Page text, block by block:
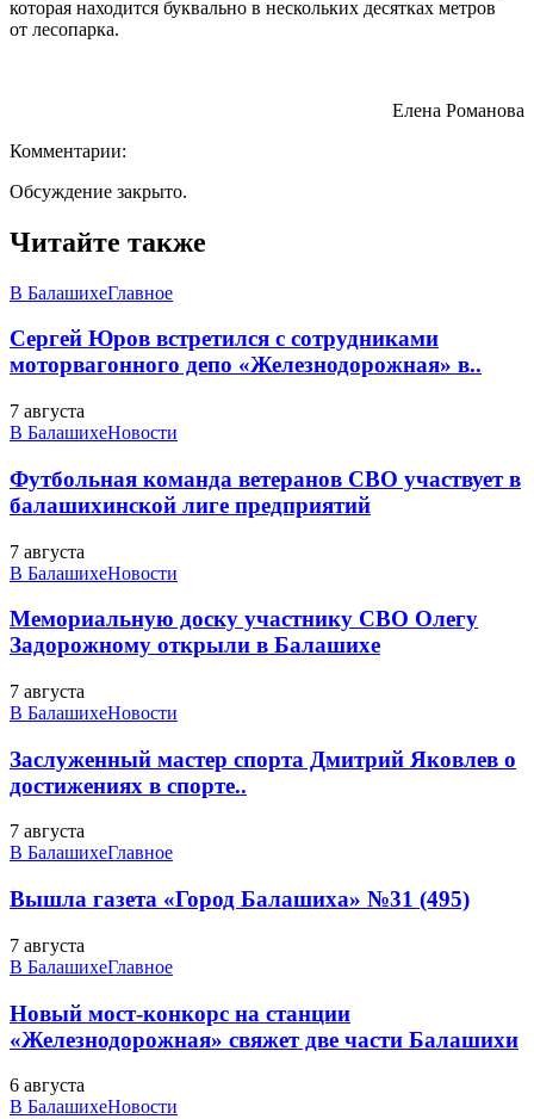
которая находится буквально в нескольких десятках метров
от лесопарка.
Елена Романова
Комментарии:
Обсуждение закрыто.
Читайте также
В БалашихеГлавное
Сергей Юров встретился с сотрудниками
моторвагонного депо «Железнодорожная» в..
7 августа
В БалашихеНовости
Футбольная команда ветеранов СВО участвует в
балашихинской лиге предприятий
7 августа
В БалашихеНовости
Мемориальную доску участнику СВО Олегу
Задорожному открыли в Балашихе
7 августа
В БалашихеНовости
Заслуженный мастер спорта Дмитрий Яковлев о
достижениях в спорте..
7 августа
В БалашихеГлавное
Вышла газета «Город Балашиха» №31 (495)
7 августа
В БалашихеГлавное
Новый мост-конкорс на станции
«Железнодорожная» свяжет две части Балашихи
6 августа
В БалашихеНовости